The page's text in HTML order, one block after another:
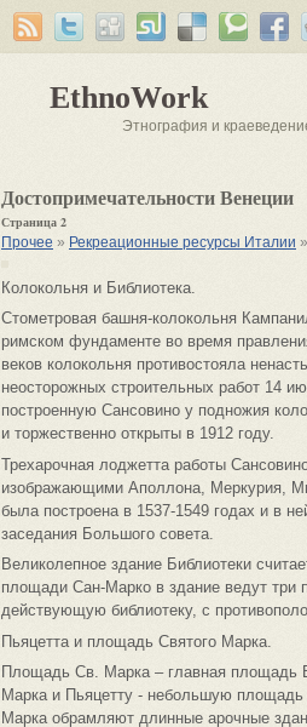
EthnoWork
Этнография и
Достопримечательности Венеции
Страница 2
Прочее » Рекреационные ресурсы Италии
Колокольня и Библиотека.
Стометровая башня-колокольня
римском фундаменте во время
веков колокольня противостояла
неосторожных строительных работ 14
построенную Сансовино у подножия
и торжественно открыты в 1912 году.
Трехарочная лоджетта работы
изображающими Аполлона, Меркурия,
была построена в 1537-1549 годах и в
заседания Большого совета.
Великолепное здание Библиотеки
площади Сан-Марко в здание ведут три
действующую библиотеку, с
Пьяцетта и площадь Святого Марка.
Площадь Св. Марка – главная площадь
Марка и Пьяцетту - небольшую
Марка обрамляют длинные арочные